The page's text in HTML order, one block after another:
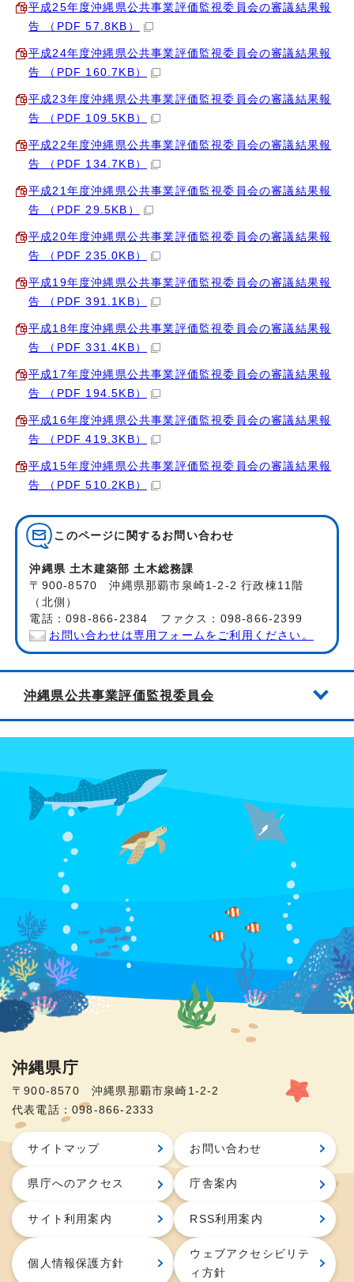
平成25年度沖縄県公共事業評価監視委員会の審議結果報
告 （PDF 57.8KB）
平成24年度沖縄県公共事業評価監視委員会の審議結果報
告 （PDF 160.7KB）
平成23年度沖縄県公共事業評価監視委員会の審議結果報
告 （PDF 109.5KB）
平成22年度沖縄県公共事業評価監視委員会の審議結果報
告 （PDF 134.7KB）
平成21年度沖縄県公共事業評価監視委員会の審議結果報
告 （PDF 29.5KB）
平成20年度沖縄県公共事業評価監視委員会の審議結果報
告 （PDF 235.0KB）
平成19年度沖縄県公共事業評価監視委員会の審議結果報
告 （PDF 391.1KB）
平成18年度沖縄県公共事業評価監視委員会の審議結果報
告 （PDF 331.4KB）
平成17年度沖縄県公共事業評価監視委員会の審議結果報
告 （PDF 194.5KB）
平成16年度沖縄県公共事業評価監視委員会の審議結果報
告 （PDF 419.3KB）
平成15年度沖縄県公共事業評価監視委員会の審議結果報
告 （PDF 510.2KB）
このページに関する お問い合わせ
沖縄県 土木建築部 土木総務課
〒900-8570 沖縄県那覇市泉崎1-2-2 行政棟11階
（北側）
電話：098-866-2384 ファクス：098-866-2399
お問い合わせは専用フォームをご利用ください。
沖縄県公共事業評価監視委員会
沖縄県庁
〒900-8570 沖縄県那覇市泉崎1-2-2
代表電話：098-866-2333
サイトマップ お問い合わせ
県庁へのアクセス 庁舎案内
サイト利用案内 RSS利用案内
個人情報保護方針
ウェブアクセシビリテ
ィ方針